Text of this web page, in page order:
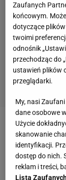
Zobacz wideo
Zgodzimy
Newcastle
Zaufanych
końcowym.
dotyczące
twoimi
odnośnik
przechodząc do
ustawień plików
przeglądarki.
My, nasi
dane osobowe
Użycie
skanowanie
identyfikacji.
dostęp do nich.
reklam i treści,
Lista